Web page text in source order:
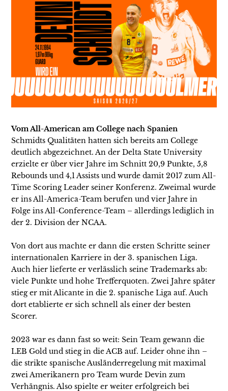
Vom All-American am College nach Spanien
Schmidts Qualitäten hatten sich bereits am College
deutlich abgezeichnet. An der Delta State University
erzielte er über vier Jahre im Schnitt 20,9 Punkte, 5,8
Rebounds und 4,1 Assists und wurde damit 2017 zum All-
Time Scoring Leader seiner Konferenz. Zweimal wurde
er ins All-America-Team berufen und vier Jahre in
Folge ins All-Conference-Team – allerdings lediglich in
der 2. Division der NCAA.
Von dort aus machte er dann die ersten Schritte seiner
internationalen Karriere in der 3. spanischen Liga.
Auch hier lieferte er verlässlich seine Trademarks ab:
viele Punkte und hohe Trefferquoten. Zwei Jahre später
stieg er mit Alicante in die 2. spanische Liga auf. Auch
dort etablierte er sich schnell als einer der besten
Scorer.
2023 war es dann fast so weit: Sein Team gewann die
LEB Gold und stieg in die ACB auf. Leider ohne ihn –
die strikte spanische Ausländerregelung mit maximal
zwei Amerikanern pro Team wurde Devin zum
Verhängnis. Also spielte er weiter erfolgreich bei